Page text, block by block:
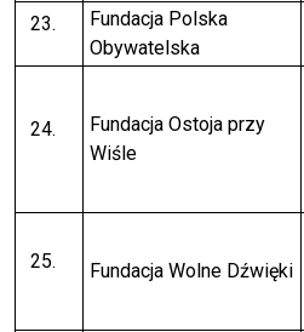
Fundacja Polska
Obywatelska
Fundacja Ostoja przy
Wiśle
Fundacja Wolne Dźwięki